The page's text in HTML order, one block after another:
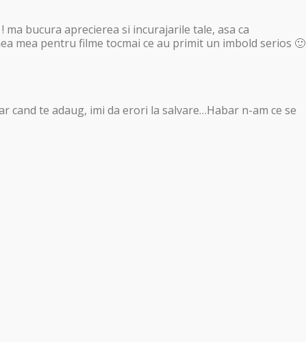
bucura aprecierea si incurajarile tale, asa ca
mea pentru filme tocmai ce au primit un imbold serios 🙂
cand te adaug, imi da erori la salvare…Habar n-am ce se